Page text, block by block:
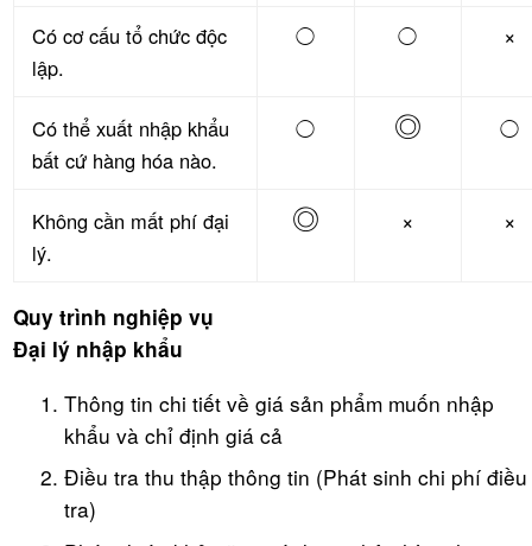
Có cơ cấu tổ chức độc
lập.
◯ ◯ ×
Có thể xuất nhập khẩu
bất cứ hàng hóa nào.
◯ ◎ ◯
Không cần mất phí đại
lý.
◎ × ×
Quy trình nghiệp vụ
Đại lý nhập khẩu
Thông tin chi tiết về giá sản phẩm muốn nhập
khẩu và chỉ định giá cả
Điều tra thu thập thông tin (Phát sinh chi phí điều
tra)